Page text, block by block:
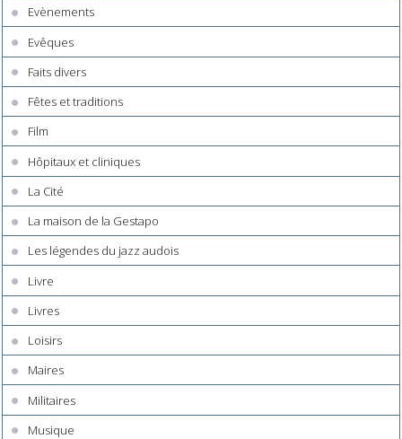
Evènements
Evêques
Faits divers
Fêtes et traditions
Film
Hôpitaux et cliniques
La Cité
La maison de la Gestapo
Les légendes du jazz audois
Livre
Livres
Loisirs
Maires
Militaires
Musique